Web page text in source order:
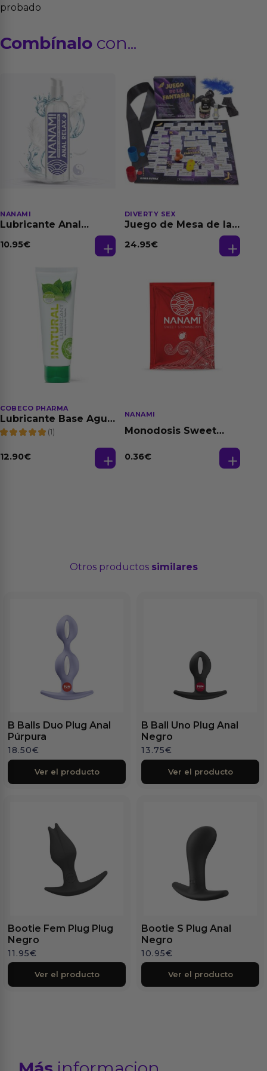
probado
Combínalo con...
NANAMI
Lubricante Anal
Dilatación Base Agua
10.95€
DIVERTY SEX
Juego de Mesa de las
24.95€
COBECO PHARMA
Lubricante Base Agua
100% Natural 125 ml
(1)
12.90€
NANAMI
Monodosis Sweet
0.36€
Otros productos similares
B Balls Duo Plug Anal
Púrpura
18.50€
Ver el producto
B Ball Uno Plug Anal
Negro
13.75€
Ver el producto
Bootie Fem Plug Plug
Negro
11.95€
Ver el producto
Bootie S Plug Anal
Negro
10.95€
Ver el producto